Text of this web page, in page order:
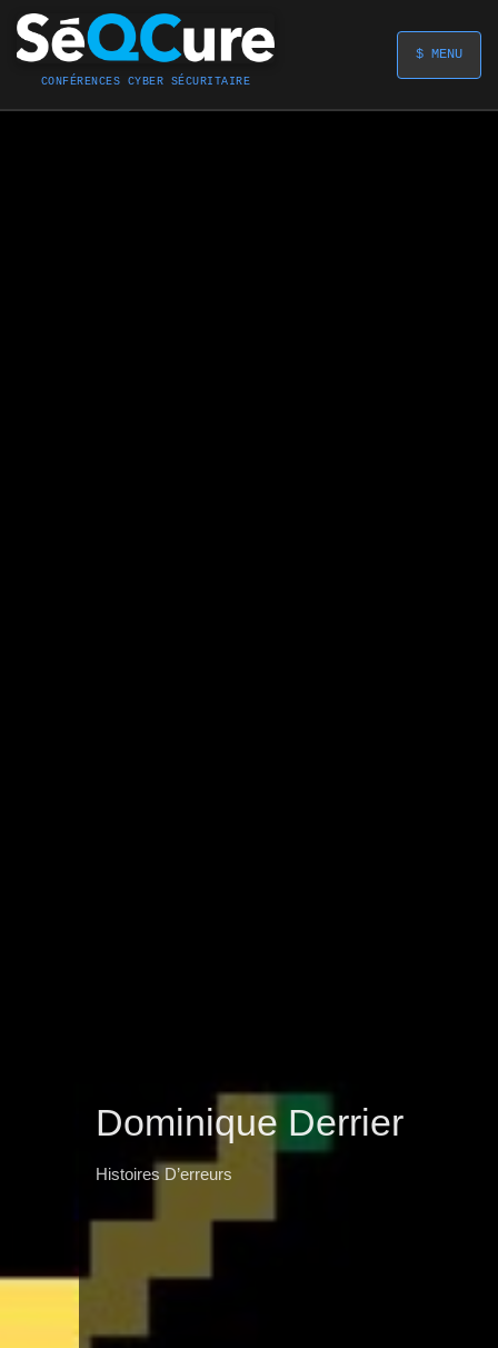
CONFÉRENCES CYBER SÉCURITAIRE
$ MENU
Dominique Derrier
Histoires D’erreurs